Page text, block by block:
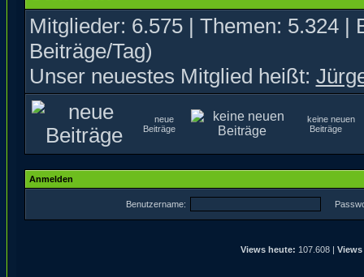
Mitglieder: 6.575 | Themen: 5.324 |
Beiträge/Tag)
Unser neuestes Mitglied heißt:
neue
Beiträge
keine neuen
Beiträge
Anmelden
Benutzername:
Views heute: 107.608 |